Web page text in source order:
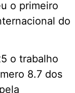
o primeiro
do
o trabalho
8.7 dos